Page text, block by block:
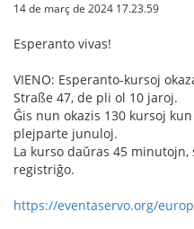
14 de març de 2024 17.23.59
Esperanto vivas!
VIENO: Esperanto-kursoj
Straße 47, de pli ol 10 jaroj.
Ĝis nun okazis 130 kursoj
plejparte junuloj.
La kurso daŭras 45 minutojn,
registriĝo.
https://eventaservo.org/